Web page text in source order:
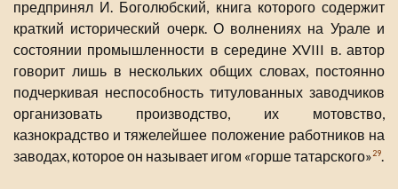
предпринял И. Боголюбский, книга которого содержит
краткий исторический очерк. О волнениях на Урале и
состоянии промышленности в середине XVIII в. автор
говорит лишь в нескольких общих словах, постоянно
подчеркивая неспособность титулованных заводчиков
организовать производство, их мотовство,
казнокрадство и тяжелейшее положение работников на
заводах, которое он называет игом «горше татарского»29.